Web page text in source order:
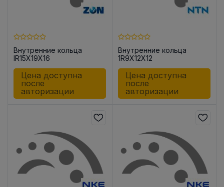
Внутренние кольца
IR15X19X16
Цена доступна
после
авторизации
Внутренние кольца
1R9X12X12
Цена доступна
после
авторизации